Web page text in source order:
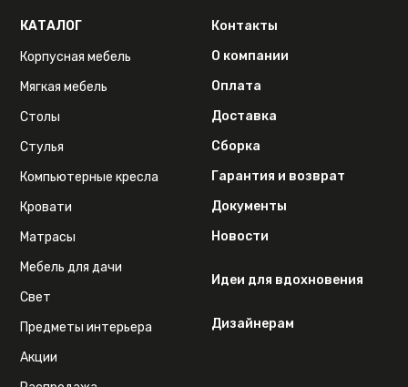
КАТАЛОГ
Корпусная мебель
Мягкая мебель
Столы
Стулья
Компьютерные кресла
Кровати
Матрасы
Мебель для дачи
Свет
Предметы интерьера
Акции
Контакты
О компании
Оплата
Доставка
Сборка
Гарантия и возврат
Документы
Новости
Идеи для вдохновения
Дизайнерам